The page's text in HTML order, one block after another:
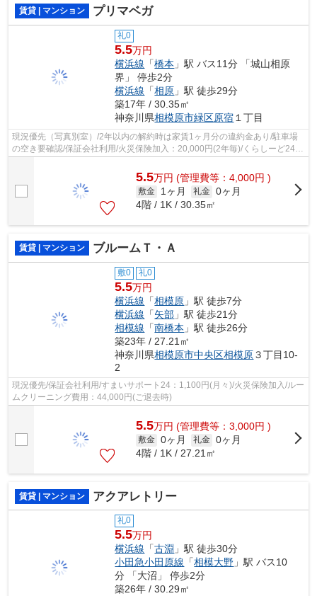
賃貸 | マンション プリマベガ
礼0
5.5万円
横浜線 「橋本 」駅 バス11分 「城山相原
界」 停歩2分
横浜線 「相原 」駅 徒歩29分
築17年 / 30.35㎡
神奈川県相模原市緑区原宿 １丁目
現況優先（写真別室）/2年以内の解約時は家賃1ヶ月分の違約金あり/駐車場
の空き要確認/保証会社利用/火災保険加入：20,000円(2年毎)/くらしーど24加
入：16,500円(2年)/退去時クリーニ...
5.5万円 (管理費等：4,000円 )
敷金 1ヶ月 礼金 0ヶ月
4階 / 1K / 30.35㎡
賃貸 | マンション ブルームＴ・Ａ
敷0 礼0
5.5万円
横浜線 「相模原 」駅 徒歩7分
横浜線 「矢部 」駅 徒歩21分
相模線 「南橋本 」駅 徒歩26分
築23年 / 27.21㎡
神奈川県相模原市中央区相模原３丁目10-
2
現況優先/保証会社利用/すまいサポート24：1,100円(月々)/火災保険加入/ルー
ムクリーニング費用：44,000円(ご退去時)
5.5万円 (管理費等：3,000円 )
敷金 0ヶ月 礼金 0ヶ月
4階 / 1K / 27.21㎡
賃貸 | マンション アクアレトリー
礼0
5.5万円
横浜線 「古淵 」駅 徒歩30分
小田急小田原線 「相模大野 」駅 バス10
分 「大沼」 停歩2分
築26年 / 30.29㎡